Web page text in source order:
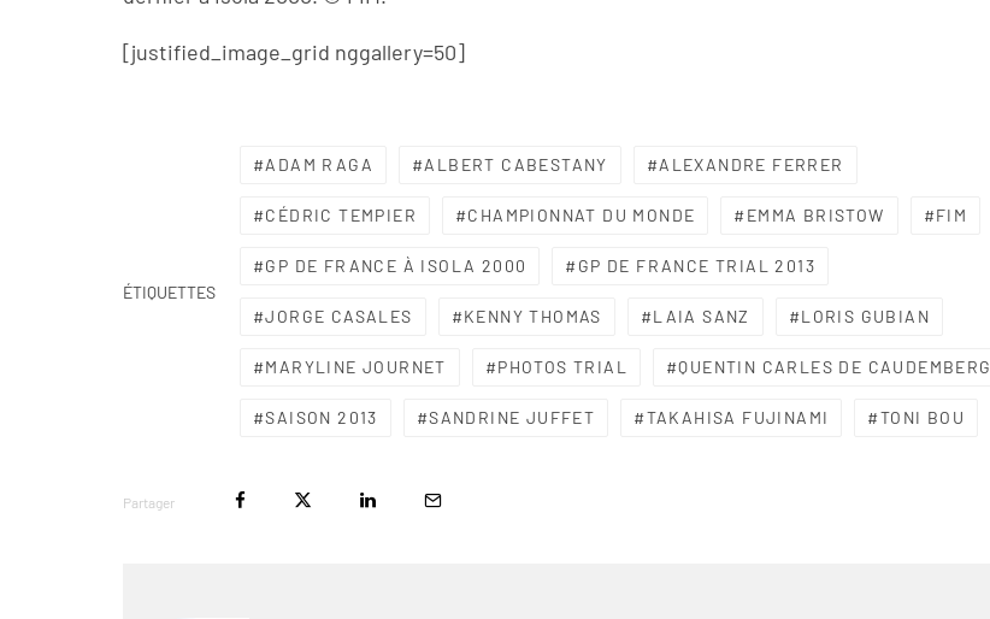
[justified_image_grid nggallery=50]
ÉTIQUETTES
ADAM RAGA ALBERT CABESTANY ALEXANDRE FERRER
CÉDRIC TEMPIER CHAMPIONNAT DU MONDE EMMA BRISTOW FIM
GP DE FRANCE À ISOLA 2000 GP DE FRANCE TRIAL 2013
JORGE CASALES KENNY THOMAS LAIA SANZ LORIS GUBIAN
MARYLINE JOURNET PHOTOS TRIAL QUENTIN CARLES DE CAUDEMBERG
SAISON 2013 SANDRINE JUFFET TAKAHISA FUJINAMI TONI BOU
Partager